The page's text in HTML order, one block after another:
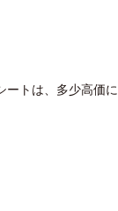
ートは、多少高価